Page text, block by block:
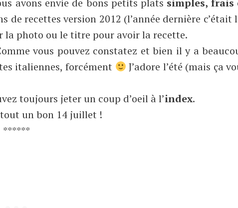
de recettes version 2012 (l’année dernière c’était
photo ou le titre pour avoir la recette.
vous pouvez constatez et bien il y a
italiennes, forcément
J’adore l’été (mais ça
toujours jeter un coup d’oeil à l’index.
un bon 14 juillet !
******